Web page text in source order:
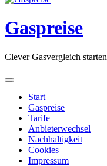
content
Gaspreise
Clever Gasvergleich starten
Start
Gaspreise
Tarife
Anbieterwechsel
Nachhaltigkeit
Cookies
Impressum